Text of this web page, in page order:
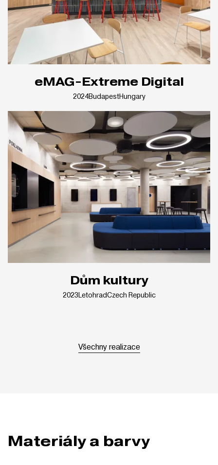
eMAG-Extreme Digital
2024BudapestHungary
Dům kultury
2023LetohradCzech Republic
Všechny realizace
Materiály a barvy